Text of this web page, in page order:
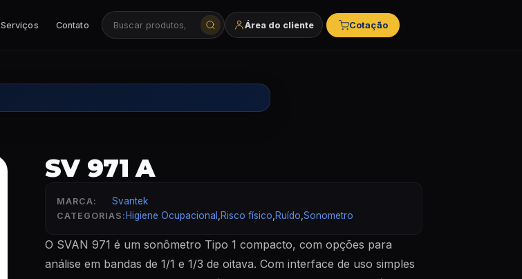
Serviços Contato
Buscar produtos, categorias e marcas
Área do cliente Cotação
SV 971 A
MARCA: Svantek
CATEGORIAS: Higiene Ocupacional Risco físico Ruído ,Sonometro
O SVAN 971 é um sonômetro Tipo 1 compacto, com opções para
análise em bandas de 1/1 e 1/3 de oitava. Com interface de uso simples